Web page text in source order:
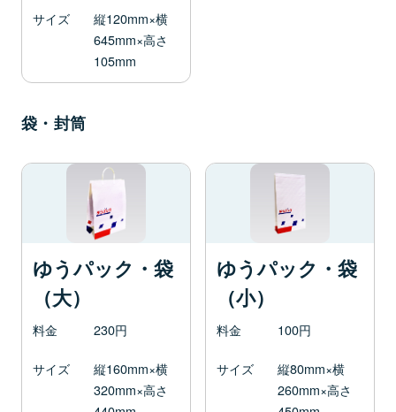
サイズ
縦120mm×横
645mm×高さ
105mm
袋・封筒
ゆうパック・袋
（大）
料金 230円
サイズ
縦160mm×横
320mm×高さ
ゆうパック・袋
（小）
料金 100円
サイズ
縦80mm×横
260mm×高さ